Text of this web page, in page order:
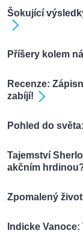
Šokující
Příšery kolem
Recenze:
zabíjí!
Pohled do
Tajemství
akčním
Zpomalený
Indicke